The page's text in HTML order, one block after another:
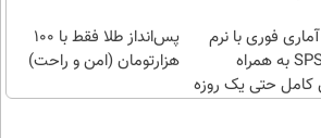
فوری با نرم
افزار SPSS به همراه
حتی یک روزه
پس‌انداز طلا فقط با ۱۰۰
هزارتومان (امن و راحت)